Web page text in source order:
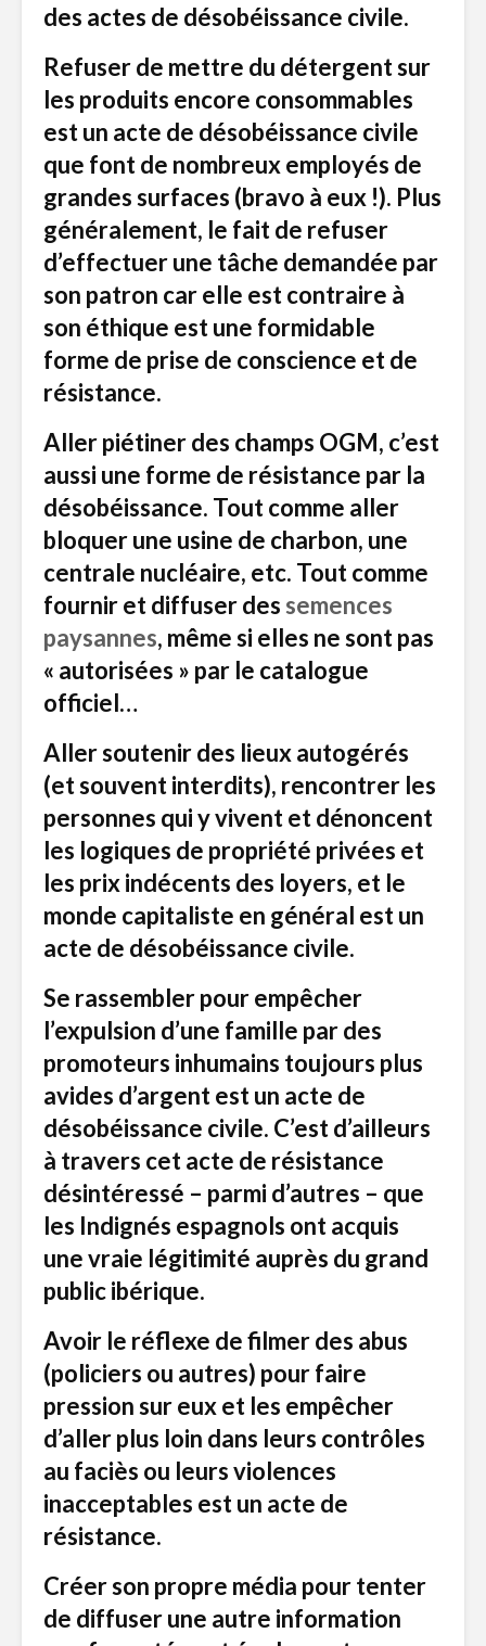
des actes de désobéissance civile.
Refuser de mettre du détergent sur
les produits encore consommables
est un acte de désobéissance civile
que font de nombreux employés de
grandes surfaces (bravo à eux !). Plus
généralement, le fait de refuser
d’effectuer une tâche demandée par
son patron car elle est contraire à
son éthique est une formidable
forme de prise de conscience et de
résistance.
Aller piétiner des champs OGM, c’est
aussi une forme de résistance par la
désobéissance. Tout comme aller
bloquer une usine de charbon, une
centrale nucléaire, etc. Tout comme
fournir et diffuser des semences
paysannes, même si elles ne sont pas
« autorisées » par le catalogue
officiel…
Aller soutenir des lieux autogérés
(et souvent interdits), rencontrer les
personnes qui y vivent et dénoncent
les logiques de propriété privées et
les prix indécents des loyers, et le
monde capitaliste en général est un
acte de désobéissance civile.
Se rassembler pour empêcher
l’expulsion d’une famille par des
promoteurs inhumains toujours plus
avides d’argent est un acte de
désobéissance civile. C’est d’ailleurs
à travers cet acte de résistance
désintéressé – parmi d’autres – que
les Indignés espagnols ont acquis
une vraie légitimité auprès du grand
public ibérique.
Avoir le réflexe de filmer des abus
(policiers ou autres) pour faire
pression sur eux et les empêcher
d’aller plus loin dans leurs contrôles
au faciès ou leurs violences
inacceptables est un acte de
résistance.
Créer son propre média pour tenter
de diffuser une autre information